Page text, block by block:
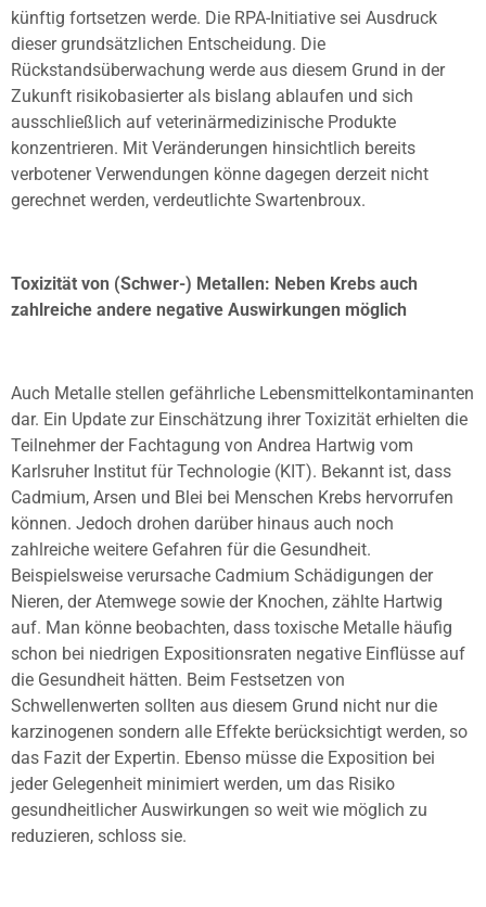
künftig fortsetzen werde. Die RPA-Initiative sei Ausdruck
dieser grundsätzlichen Entscheidung. Die
Rückstandsüberwachung werde aus diesem Grund in der
Zukunft risikobasierter als bislang ablaufen und sich
ausschließlich auf veterinärmedizinische Produkte
konzentrieren. Mit Veränderungen hinsichtlich bereits
verbotener Verwendungen könne dagegen derzeit nicht
gerechnet werden, verdeutlichte Swartenbroux.
Toxizität von (Schwer-) Metallen: Neben Krebs auch
zahlreiche andere negative Auswirkungen möglich
Auch Metalle stellen gefährliche Lebensmittelkontaminanten
dar. Ein Update zur Einschätzung ihrer Toxizität erhielten die
Teilnehmer der Fachtagung von Andrea Hartwig vom
Karlsruher Institut für Technologie (KIT). Bekannt ist, dass
Cadmium, Arsen und Blei bei Menschen Krebs hervorrufen
können. Jedoch drohen darüber hinaus auch noch
zahlreiche weitere Gefahren für die Gesundheit.
Beispielsweise verursache Cadmium Schädigungen der
Nieren, der Atemwege sowie der Knochen, zählte Hartwig
auf. Man könne beobachten, dass toxische Metalle häufig
schon bei niedrigen Expositionsraten negative Einflüsse auf
die Gesundheit hätten. Beim Festsetzen von
Schwellenwerten sollten aus diesem Grund nicht nur die
karzinogenen sondern alle Effekte berücksichtigt werden, so
das Fazit der Expertin. Ebenso müsse die Exposition bei
jeder Gelegenheit minimiert werden, um das Risiko
gesundheitlicher Auswirkungen so weit wie möglich zu
reduzieren, schloss sie.